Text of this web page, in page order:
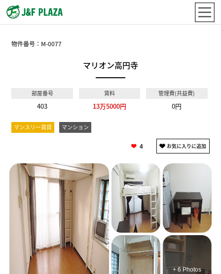
物件番号： M-0077
マリオン高円寺
部屋番号
403
賃料
13万5000円
管理費(共益費)
0円
マンスリー賃貸 マンション
4
+ 6 Photos